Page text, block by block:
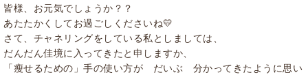
皆様、お元気でしょうか？？
あたたかくしてお過ごしくださいね💛
さて、チャネリングをしている私としましては、
だんだん佳境に入ってきたと申しますか、
「瘦せるための」手の使い方が だいぶ 分かってきたように思い